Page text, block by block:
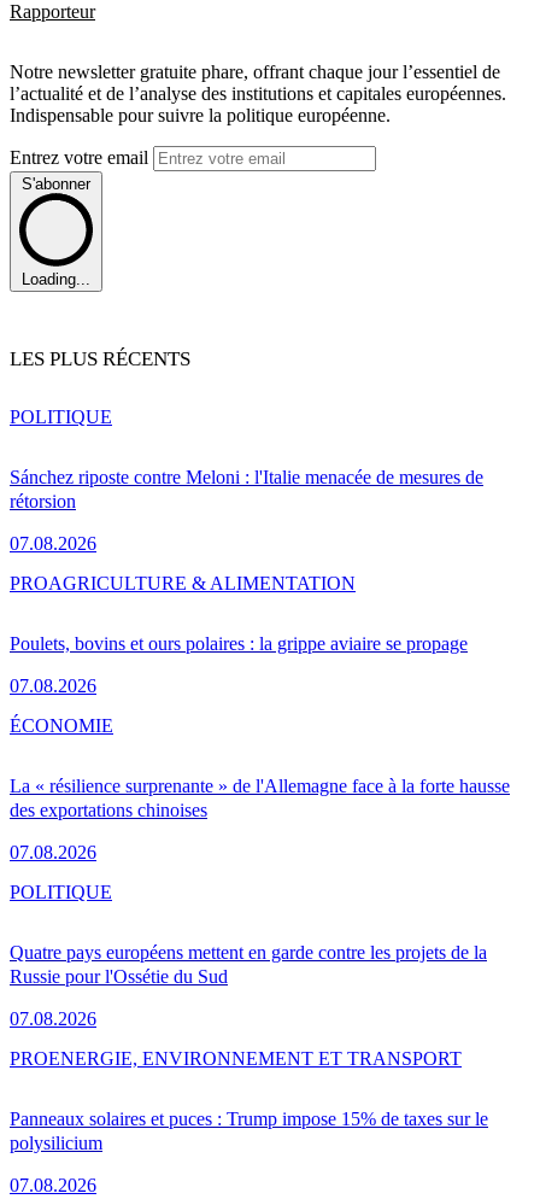
Rapporteur
Notre newsletter gratuite phare, offrant chaque jour l’essentiel de
l’actualité et de l’analyse des institutions et capitales européennes.
Indispensable pour suivre la politique européenne.
Entrez votre email
S'abonner
Loading...
LES PLUS RÉCENTS
Sánchez riposte contre Meloni : l'Italie menacée de mesures de
rétorsion
07.08.2026
POLITIQUE
Poulets, bovins et ours polaires : la grippe aviaire se propage
07.08.2026
PROAGRICULTURE & ALIMENTATION
La « résilience surprenante » de l'Allemagne face à la forte hausse
des exportations chinoises
07.08.2026
ÉCONOMIE
Quatre pays européens mettent en garde contre les projets de la
Russie pour l'Ossétie du Sud
07.08.2026
POLITIQUE
Panneaux solaires et puces : Trump impose 15% de taxes sur le
polysilicium
07.08.2026
PROENERGIE, ENVIRONNEMENT ET TRANSPORT